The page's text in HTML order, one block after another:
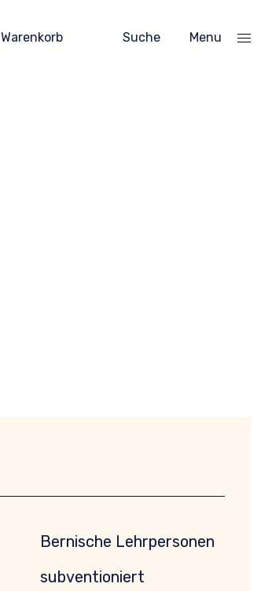
Warenkorb Suche Menu
Bernische Lehrpersonen
subventioniert